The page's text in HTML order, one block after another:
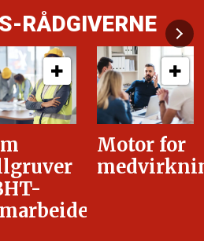
RÅDGIVERNE
for
i